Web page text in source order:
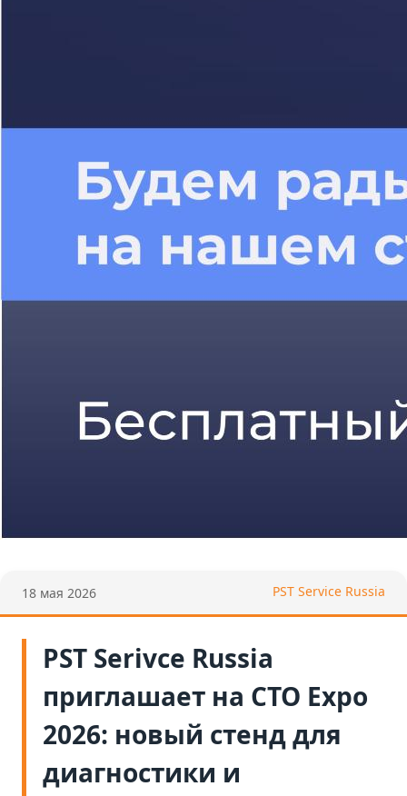
18 мая 2026 PST Service Russia
PST Serivce Russia
приглашает на CTO Expo
2026: новый стенд для
диагностики и